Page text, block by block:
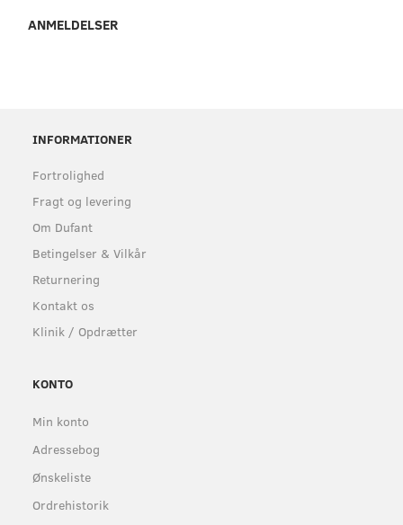
ANMELDELSER
INFORMATIONER
Fortrolighed
Fragt og levering
Om Dufant
Betingelser & Vilkår
Returnering
Kontakt os
Klinik / Opdrætter
KONTO
Min konto
Adressebog
Ønskeliste
Ordrehistorik